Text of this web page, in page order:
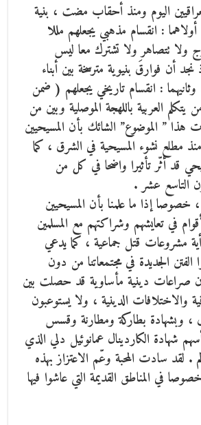
اليوم ومنذ أحقاب مضت ، بنية
: انقسام مذهبي يجعلهم مللا
ولا تتصاهر ولا تشترك معا ليس
فوارقَ بنيوية مترسخة بين أبناء
: انقسام تاريخي يجعلهم ( ضمن
العربية باللهجة الموصلية وبين من
هذا ” الموضوع” الشائك بأن المسيحيين
مطلع نشوء المسيحية في الشرق ، كما
قد أثّر تأثيرا واضحا في كل من
التاسع عشر .
إذا ما علمنا بأن المسيحيين
في تعايشهم وشراكتهم مع المسلمين
مشروعات قتل جماعية ، كما يدعي
الجديدة في مجتمعاتنا من دون
صراعات دينية مأساوية قد حصلت بين
والاختلافات الدينية ، ولا يستوعبون
وبشهادة بطاركة ومطارنة وقسس
شهادة الكاردينال عمانوئيل دلي الذي
. لقد سادت المحبة وعّم الاعتزاز بهذه
في المناطق القديمة التي عاشوا فيها